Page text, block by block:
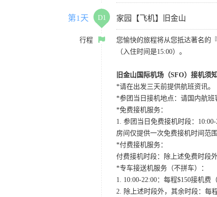
第1天 D1 家园【飞机】旧金山
行程
您愉快的旅程将从您抵达著名的
（入住时间是15:00）。
旧金山国际机场（SFO）接机须
*请在出发三天前提供航班资讯。
*参团当日接机地点：请国内航班
*免费接机服务：
1. 参团当日免费接机时段：
房间仅提供一次免费接机时间范
*付费接机服务：
付费接机时段：除上述免费时段
*专车接送机服务（不拼车）：
1. 10:00-22:00：每程$150接机
2. 除上述时段外，其余时段：每